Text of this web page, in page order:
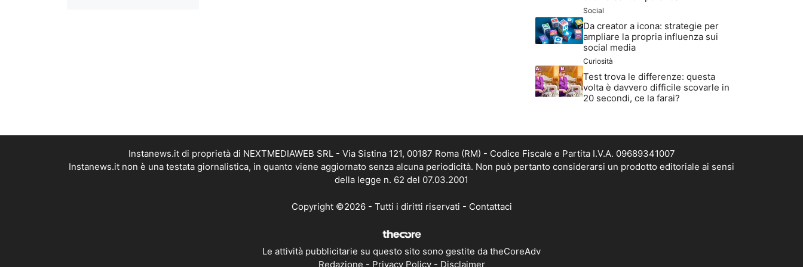
Social
Da creator a icona: strategie per
ampliare la propria influenza sui
social media
Curiosità
Test trova le differenze: questa
volta è davvero difficile scovarle in
20 secondi, ce la farai?
Instanews.it di proprietà di NEXTMEDIAWEB SRL - Via Sistina 121, 00187 Roma (RM) - Codice Fiscale e Partita I.V.A. 09689341007
Instanews.it non è una testata giornalistica, in quanto viene aggiornato senza alcuna periodicità. Non può pertanto considerarsi un prodotto editoriale ai sensi
della legge n. 62 del 07.03.2001
Copyright ©2026 - Tutti i diritti riservati - Contattaci
Le attività pubblicitarie su questo sito sono gestite da theCoreAdv
Redazione - Privacy Policy- Disclaimer